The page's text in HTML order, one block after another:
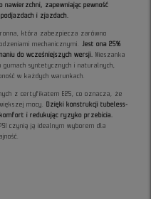
nawierzchni, zapewniając pewność
i zjazdach.
która zabezpiecza zarówno
mechanicznymi.
Jest ona 25%
do wcześniejszych wersji.Mieszanka
gumach syntetycznych i naturalnych,
w każdych warunkach.
z certyfikatem E25, co oznacza, że
mocy. Dzięki konstrukcji tubeless-
i redukując ryzyko przebicia.
czynią ją idealnym wyborem dla